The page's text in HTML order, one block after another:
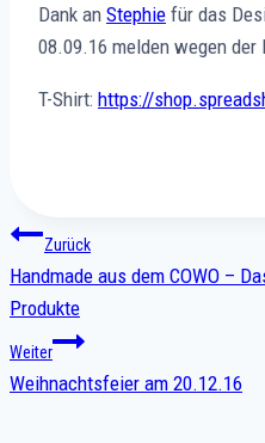
Dank an Stephie für das
08.09.16 melden wegen der
T-Shirt: https://
Beitragsnavigation
Zurück
Handmade aus dem COWO –
Produkte
Weiter
Weihnachtsfeier am 20.12.16